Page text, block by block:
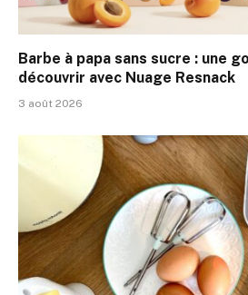
Barbe à papa sans sucre : une
découvrir avec Nuage Resnack
3 août 2026